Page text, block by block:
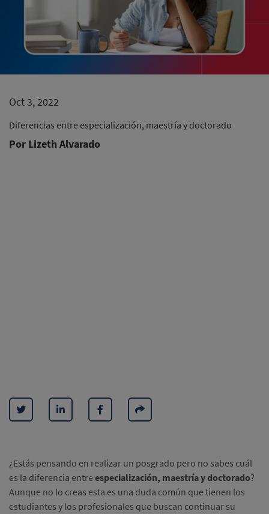
Oct 3, 2022
Diferencias entre especialización, maestría y doctorado
Por Lizeth Alvarado
¿Estás pensando en realizar un posgrado pero no sabes cuál
es la diferencia entreespecialización, maestría y doctorado?
Aunque no lo creas esta es una duda común que tienen los
estudiantes y los profesionales que buscan continuar su